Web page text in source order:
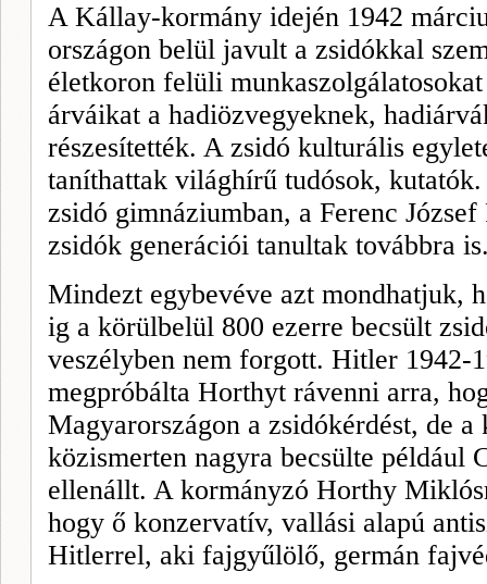
A Kállay-kormány idején 1942
országon belül javult a zsidókkal
életkoron felüli
árváikat a hadiözvegyeknek,
részesítették. A zsidó kulturális
taníthattak világhírű tudósok,
zsidó gimnáziumban, a Ferenc
zsidók generációi tanultak továbbra
Mindezt egybevéve azt mondhatjuk,
ig a körülbelül 800 ezerre becsült
veszélyben nem forgott. Hitler 1942-
megpróbálta Horthyt rávenni arra,
Magyarországon a zsidókérdést, de
közismerten nagyra becsülte például
ellenállt. A kormányzó Horthy
hogy ő konzervatív, vallási alapú
Hitler­rel, aki fajgyűlölő, germán